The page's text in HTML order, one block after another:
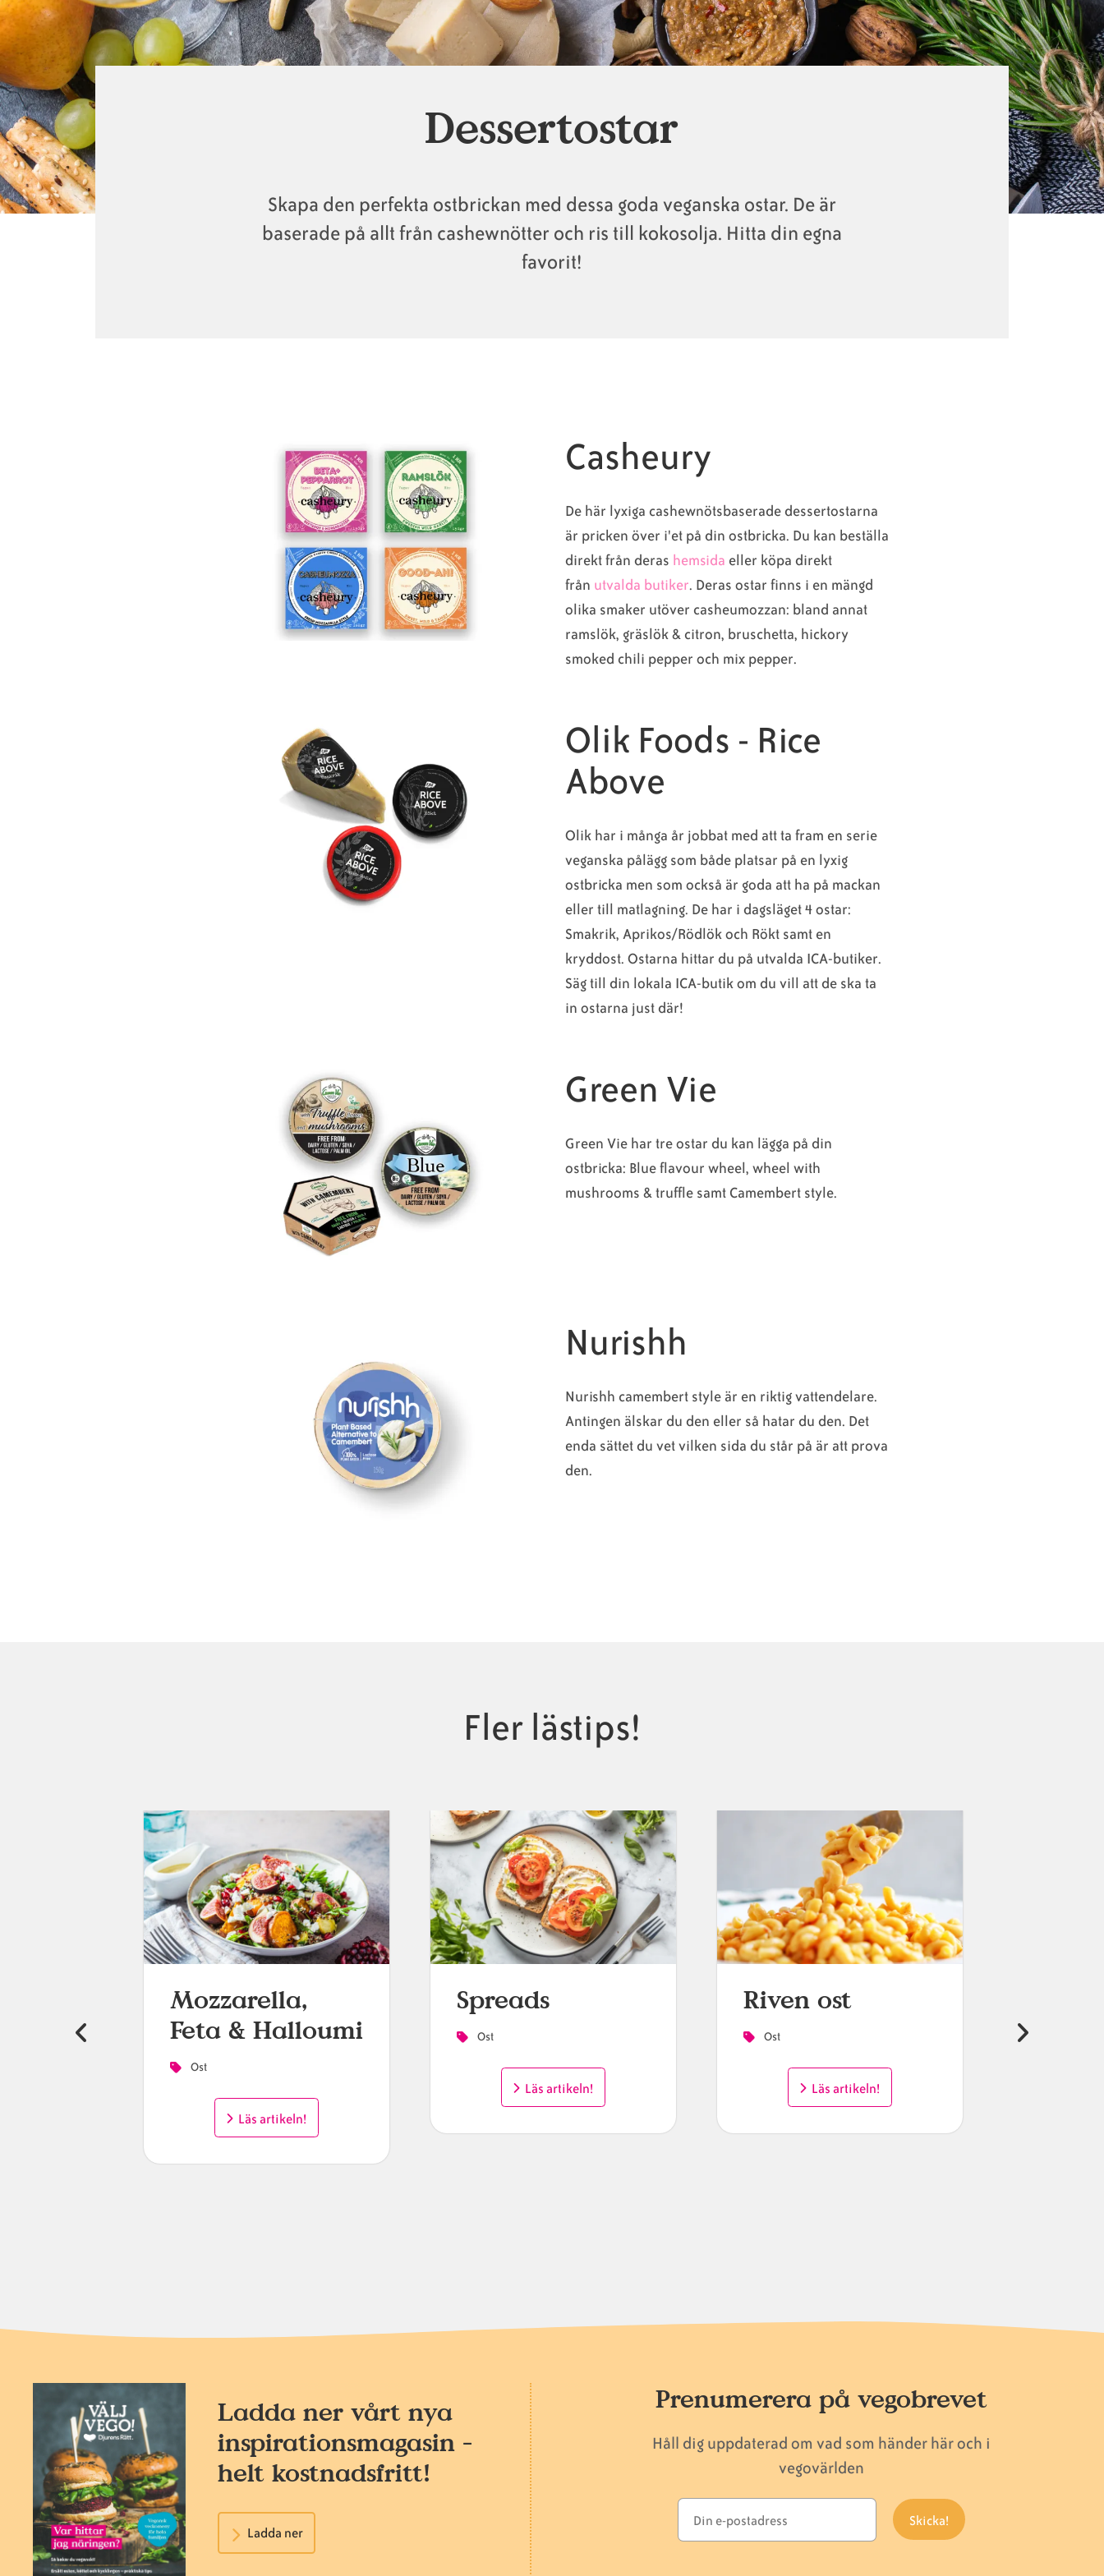
Dessertostar
Skapa den perfekta ostbrickan med dessa goda veganska ostar. De är
baserade på allt från cashewnötter och ris till kokosolja. Hitta din egna
favorit!
Casheury
De här lyxiga cashewnötsbaserade dessertostarna
är pricken över i'et på din ostbricka. Du kan beställa
direkt från deras hemsida eller köpa direkt
från utvalda butiker. Deras ostar finns i en mängd
olika smaker utöver casheumozzan: bland annat
ramslök, gräslök & citron, bruschetta, hickory
smoked chili pepper och mix pepper.
Olik Foods - Rice
Above
Olik har i många år jobbat med att ta fram en serie
veganska pålägg som både platsar på en lyxig
ostbricka men som också är goda att ha på mackan
eller till matlagning. De har i dagsläget 4 ostar:
Smakrik, Aprikos/Rödlök och Rökt samt en
kryddost. Ostarna hittar du på utvalda ICA-butiker.
Säg till din lokala ICA-butik om du vill att de ska ta
in ostarna just där!
Green Vie
Green Vie har tre ostar du kan lägga på din
ostbricka: Blue flavour wheel, wheel with
mushrooms & truffle samt Camembert style.
Nurishh
Nurishh camembert style är en riktig vattendelare.
Antingen älskar du den eller så hatar du den. Det
enda sättet du vet vilken sida du står på är att prova
den.
Fler lästips!
Mozzarella,
Feta & Halloumi
Ost
Läs artikeln!
Spreads
Ost
Läs artikeln!
Riven ost
Ost
Läs artikeln!
Ladda ner vårt nya
inspirationsmagasin -
helt kostnadsfritt!
Ladda ner
Prenumerera på vegobrevet
Håll dig uppdaterad om vad som händer här och i
vegovärlden